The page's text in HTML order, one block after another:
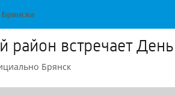
район встречает
Брянск